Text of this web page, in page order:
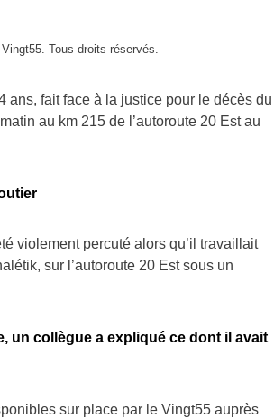
Tous droits réservés.
ans, fait face à la justice pour le décès du
au km 215 de l’autoroute 20 Est au
violement percuté alors qu’il travaillait
sur l’autoroute 20 Est sous un
un collègue a expliqué ce dont il avait
sur place par le Vingt55 auprès